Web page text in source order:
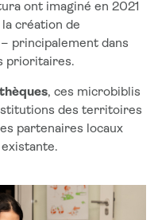
ont imaginé en 2021
création de
principalement dans
prioritaires.
, ces microbiblis
des territoires
partenaires locaux